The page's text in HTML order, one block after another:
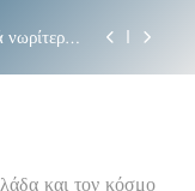
και τον κόσμο